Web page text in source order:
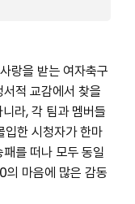
랑을 받는 여자축구
서적 교감에서 찾을
라, 각 팀과 멤버들
입한 시청자가 한마
를 떠나 모두 동일
마음에 많은 감동